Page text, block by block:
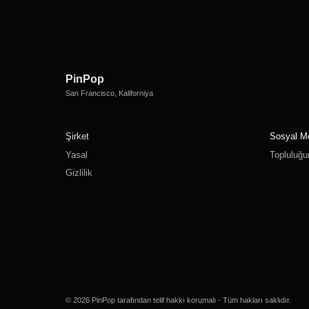
PinPop
San Francisco, Kaliforniya
Şirket
Yasal
Gizlilik
Sosyal
© 2026 PinPop tarafından telif hakkı korumalı - Tüm hakları saklıdır.